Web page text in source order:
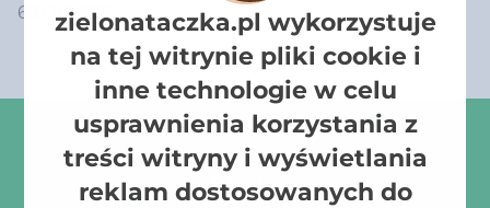
691 110 975
O NAS
ZAKUPY
zielonataczka.pl wykorzystuje
na tej witrynie pliki cookie i
inne technologie w celu
usprawnienia korzystania z
treści witryny i wyświetlania
reklam dostosowanych do